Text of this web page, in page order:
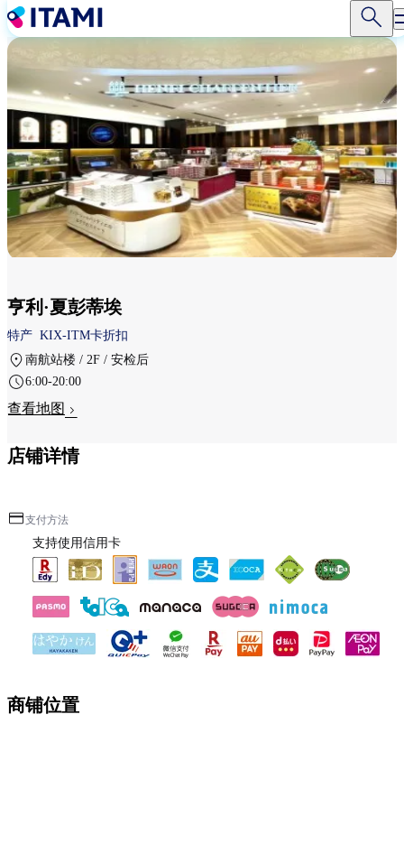
跳
转
到
要
内
亨利·夏彭蒂埃
特产 KIX-ITM卡折扣
南航站楼 / 2F / 安检后
6:00-20:00
查看地图
店铺详情
支付方法
支持使用信用卡
商铺位置